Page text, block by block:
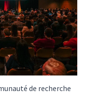
de recherche